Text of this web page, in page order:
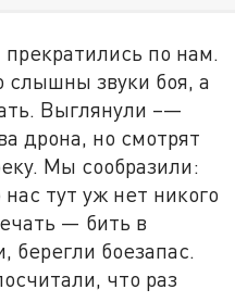
по нам.
звуки боя, а
Выглянули –—
дрона, но смотрят
Мы сообразили:
тут уж нет никого
— бить в
берегли боезапас.
что раз